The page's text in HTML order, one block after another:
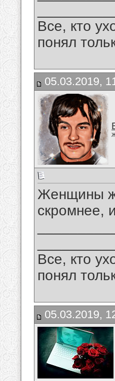
Все, кто
понял
05.03.2019,
Женщины
скромнее,
Все, кто
понял
05.03.2019,